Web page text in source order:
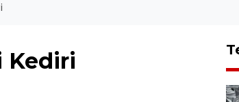
Kediri